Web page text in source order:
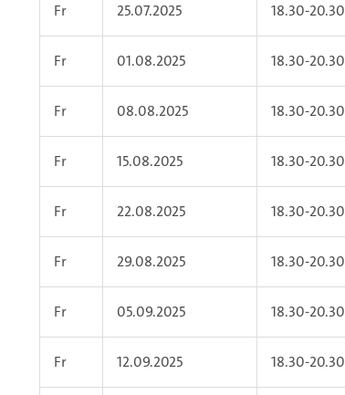
Fr 25.07.2025 18.30-20.30
Fr 01.08.2025 18.30-20.30
Fr 08.08.2025 18.30-20.30
Fr 15.08.2025 18.30-20.30
Fr 22.08.2025 18.30-20.30
Fr 29.08.2025 18.30-20.30
Fr 05.09.2025 18.30-20.30
Fr 12.09.2025 18.30-20.30